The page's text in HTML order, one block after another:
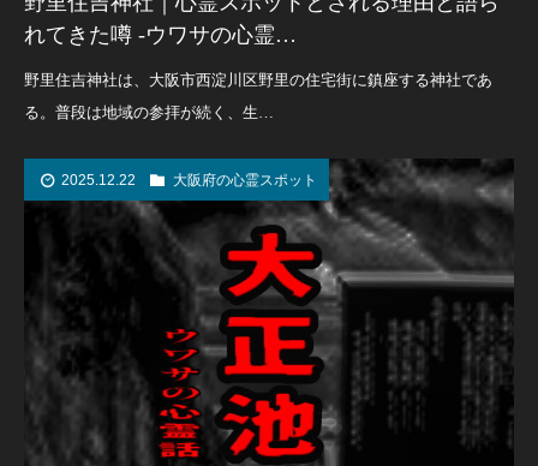
れてきた噂 -ウワサの心霊…
野里住吉神社は、大阪市西淀川区野里の住宅街に鎮座する神社であ
る。普段は地域の参拝が続く、生…
2025.12.22 大阪府の心霊スポット